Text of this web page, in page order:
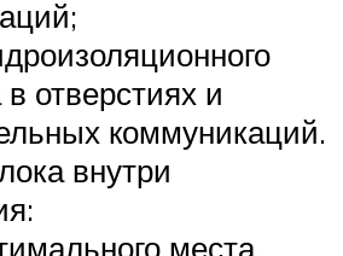
отверстиях и
коммуникаций.
внутри
места,